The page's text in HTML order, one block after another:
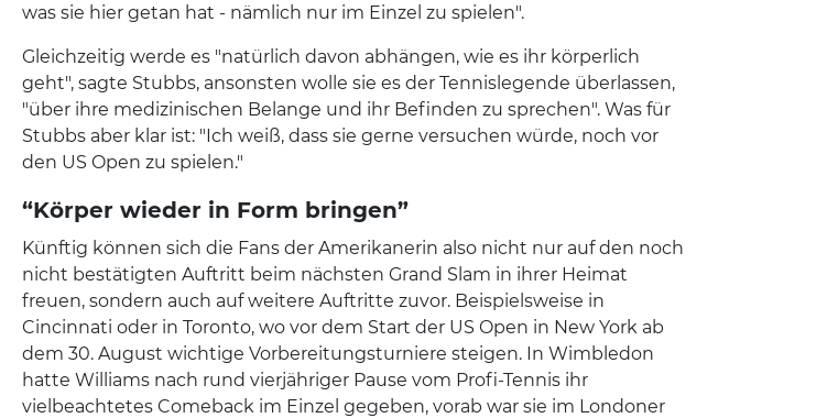
was sie hier getan hat - nämlich nur im Einzel zu spielen".
Gleichzeitig werde es "natürlich davon abhängen, wie es ihr körperlich
geht", sagte Stubbs, ansonsten wolle sie es der Tennislegende überlassen,
"über ihre medizinischen Belange und ihr Befinden zu sprechen". Was für
Stubbs aber klar ist: "Ich weiß, dass sie gerne versuchen würde, noch vor
den US Open zu spielen."
“Körper wieder in Form bringen”
Künftig können sich die Fans der Amerikanerin also nicht nur auf den noch
nicht bestätigten Auftritt beim nächsten Grand Slam in ihrer Heimat
freuen, sondern auch auf weitere Auftritte zuvor. Beispielsweise in
Cincinnati oder in Toronto, wo vor dem Start der US Open in New York ab
dem 30. August wichtige Vorbereitungsturniere steigen. In Wimbledon
hatte Williams nach rund vierjähriger Pause vom Profi-Tennis ihr
vielbeachtetes Comeback im Einzel gegeben, vorab war sie im Londoner